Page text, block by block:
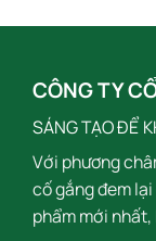
CÔNG TY
SÁNG TẠO ĐỂ
Với phương
cố gắng đem
phẩm mới